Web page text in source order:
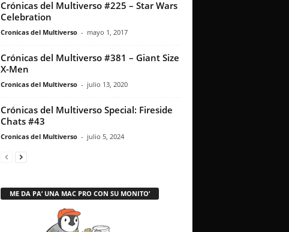
Crónicas del Multiverso #225 – Star Wars
Celebration
Cronicas del Multiverso - mayo 1, 2017
Crónicas del Multiverso #381 – Giant Size
X-Men
Cronicas del Multiverso - julio 13, 2020
Crónicas del Multiverso Special: Fireside
Chats #43
Cronicas del Multiverso - julio 5, 2024
ME DA PA’ UNA MAC PRO CON SU MONITO’